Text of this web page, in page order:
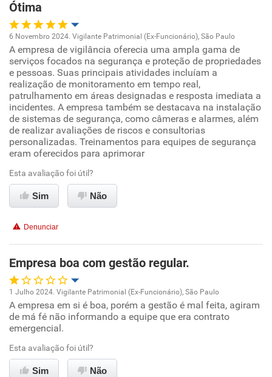
Recomenda esta empresa
Recomenda a diretoria
Ótima
Oportunidade de promoção
Ambiente de trabalho
Conciliação com a vida familiar
Benefícios
Recomenda esta empresa
Recomenda a diretoria
6 Novembro 2024. Vigilante Patrimonial (Ex-Funcionário), São Paulo
A empresa de vigilância oferecia uma ampla gama de
serviços focados na segurança e proteção de propriedades
e pessoas. Suas principais atividades incluíam a
realização de monitoramento em tempo real,
patrulhamento em áreas designadas e resposta imediata a
incidentes. A empresa também se destacava na instalação
de sistemas de segurança, como câmeras e alarmes, além
de realizar avaliações de riscos e consultorias
personalizadas. Treinamentos para equipes de segurança
eram oferecidos para aprimorar
Esta avaliação foi útil?
Sim Não
Denunciar
Empresa boa com gestão regular.
Oportunidade de promoção
Ambiente de trabalho
Conciliação com a vida familiar
1 Julho 2024. Vigilante Patrimonial (Ex-Funcionário), São Paulo
A empresa em si é boa, porém a gestão é mal feita, agiram
de má fé não informando a equipe que era contrato
emergencial.
Esta avaliação foi útil?
Sim Não